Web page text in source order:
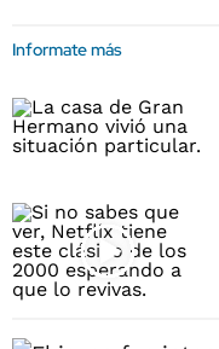
Informate más